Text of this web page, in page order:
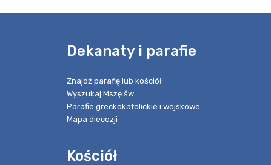
Dekanaty i parafie
Znajdź parafię lub kościół
Wyszukaj Mszę św.
Parafie greckokatolickie i wojskowe
Mapa diecezji
Kościół